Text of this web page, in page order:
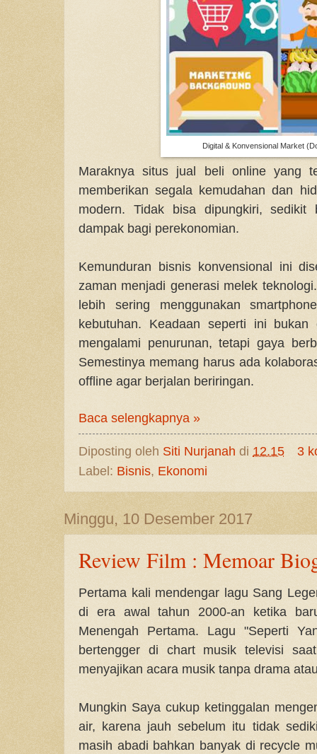
Digital & Konvensional Market
Maraknya situs jual beli online yang
memberikan segala kemudahan dan
modern. Tidak bisa dipungkiri, sedikit
dampak bagi perekonomian.
Kemunduran bisnis konvensional ini
zaman menjadi generasi melek
lebih sering menggunakan
kebutuhan. Keadaan seperti ini
mengalami penurunan, tetapi gaya
Semestinya memang harus ada
offline agar berjalan beriringan.
Baca selengkapnya »
Diposting oleh Siti Nurjanah di 12.15
3
Label: Bisnis, Ekonomi
Minggu, 10 Desember 2017
Review Film : Memoar
Pertama kali mendengar lagu Sang
di era awal tahun 2000-an ketika
Menengah Pertama. Lagu "Seperti
bertengger di chart musik televisi
menyajikan acara musik tanpa drama
Mungkin Saya cukup ketinggalan
air, karena jauh sebelum itu tidak
masih abadi bahkan banyak di recycle